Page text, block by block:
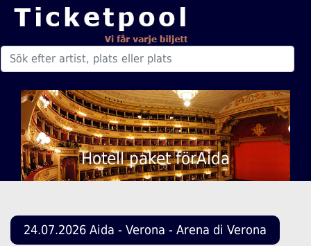
Hotell paket förAida
24.07.2026 Aida - Verona - Arena di Verona